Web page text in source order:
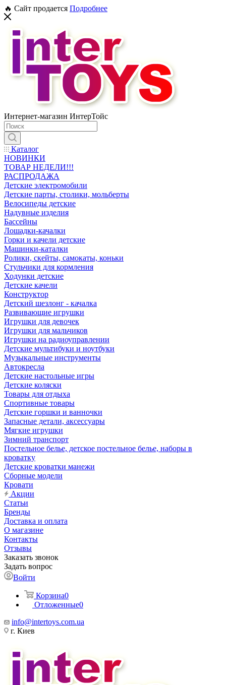
🔥 Сайт продается Подробнее
Интернет-магазин ИнтерТойс
Каталог
НОВИНКИ
ТОВАР НЕДЕЛИ!!!
РАСПРОДАЖА
Детские электромобили
Детские парты, столики, мольберты
Велосипеды детские
Надувные изделия
Бассейны
Лошадки-качалки
Горки и качели детские
Машинки-каталки
Ролики, скейты, самокаты, коньки
Стульчики для кормления
Ходунки детские
Детские качели
Конструктор
Детский шезлонг - качалка
Развивающие игрушки
Игрушки для девочек
Игрушки для мальчиков
Игрушки на радиоуправлении
Детские мультибуки и ноутбуки
Музыкальные инструменты
Автокресла
Детские настольные игры
Детские коляски
Товары для отдыха
Спортивные товары
Детские горшки и ванночки
Запасные детали, аксессуары
Мягкие игрушки
Зимний транспорт
Постельное белье, детское постельное белье, наборы в
кроватку
Детские кроватки манежи
Сборные модели
Кровати
Акции
Статьи
Бренды
Доставка и оплата
О магазине
Контакты
Отзывы
Заказать звонок
Задать вопрос
Войти
Корзина0
Отложенные0
info@intertoys.com.ua
г. Киев